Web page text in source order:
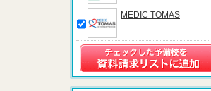
MEDIC TOMAS